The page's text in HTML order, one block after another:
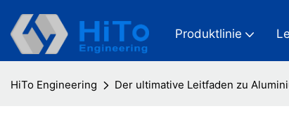
Produktlinie
HiTo Engineering Der ultimative Leitfaden zu